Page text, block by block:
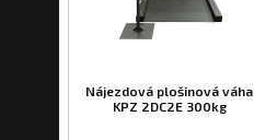
Nájezdová plošinová váha
KPZ 2DC2E 300kg